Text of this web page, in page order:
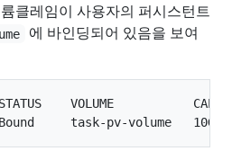
클레임이 사용자의 퍼시스턴트
에 바인딩되어 있음을 보여
VOLUME           CAPACITY